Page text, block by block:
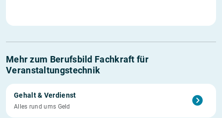
Mehr zum Berufsbild Fachkraft für
Veranstaltungstechnik
Gehalt & Verdienst
Alles rund ums Geld